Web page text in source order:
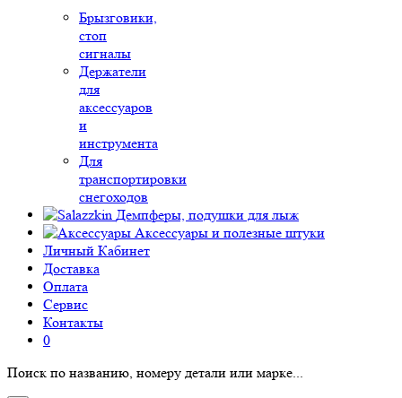
Брызговики,
стоп
сигналы
Держатели
для
аксессуаров
и
инструмента
Для
транспортировки
снегоходов
Демпферы, подушки для лыж
Аксессуары и полезные штуки
Личный Кабинет
Доставка
Оплата
Сервис
Контакты
0
Поиск по названию, номеру детали или марке...